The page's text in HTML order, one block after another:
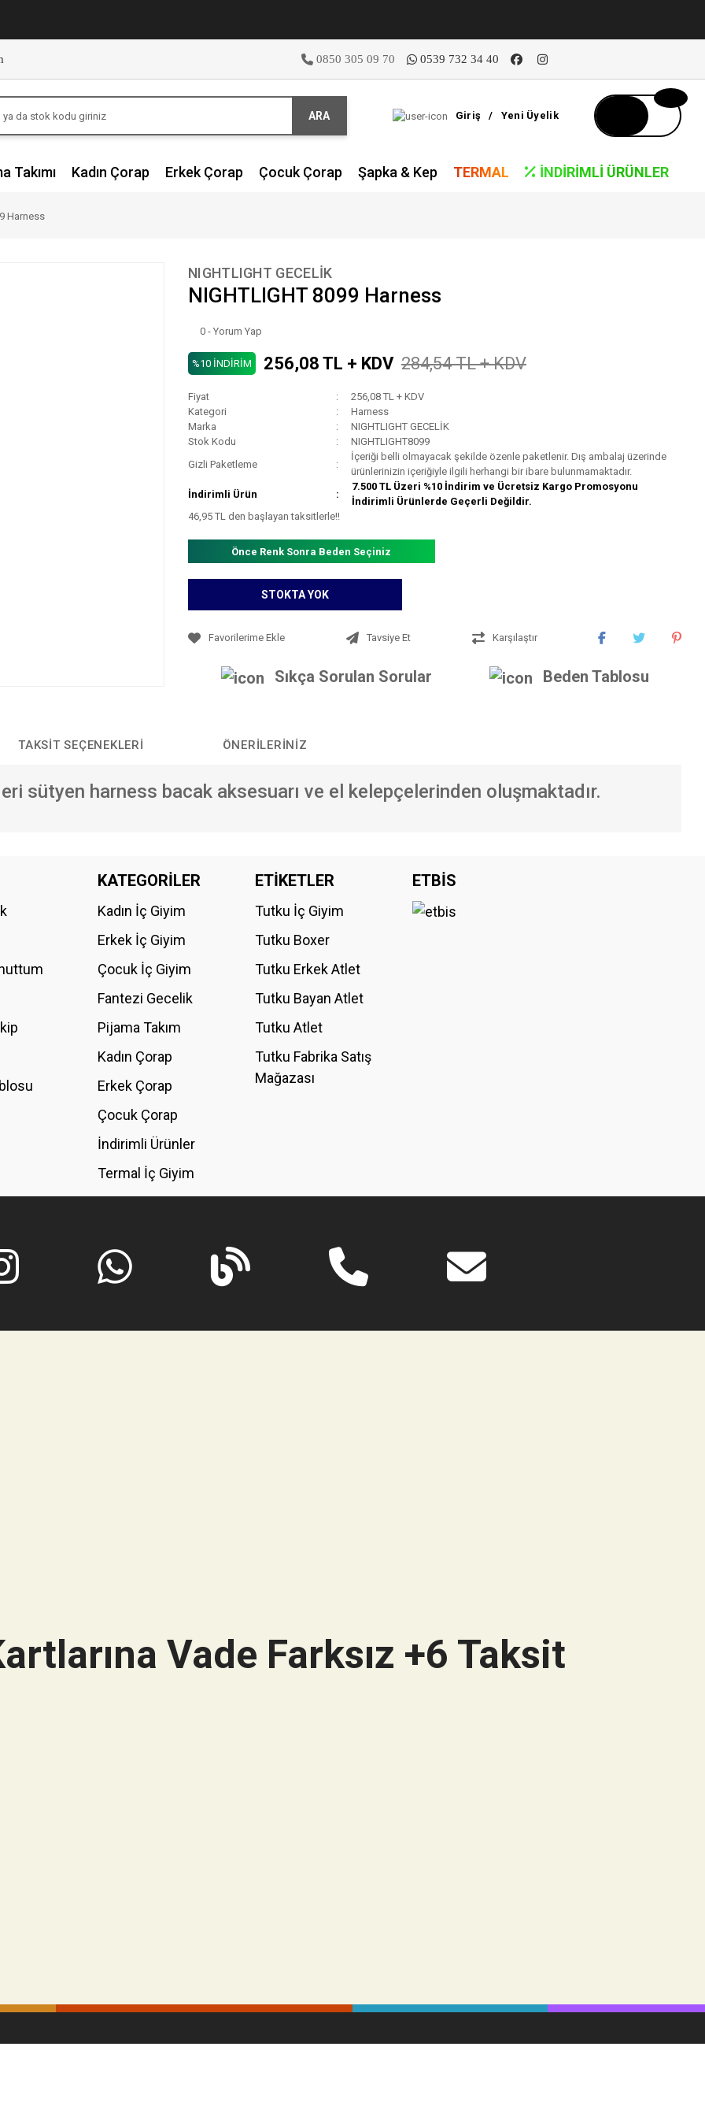
0850 305 09 70 0539 732 34 40
ARA Giriş / Yeni Üyelik
Takımı Kadın Çorap Erkek Çorap Çocuk Çorap Şapka & Kep TERMAL İNDIRIMLI ÜRÜNLER
Harness
NIGHTLIGHT GECELİK
NIGHTLIGHT 8099 Harness
0 - Yorum Yap
%10 İNDİRİM 256,08 TL + KDV 284,54 TL + KDV
Fiyat
256,08 TL + KDV
Kategori
Harness
Marka
NIGHTLIGHT GECELİK
Stok Kodu
NIGHTLIGHT8099
Gizli Paketleme
İçeriği belli olmayacak şekilde özenle paketlenir. Dış ambalaj üzerinde
ürünlerinizin içeriğiyle ilgili herhangi bir ibare bulunmamaktadır.
İndirimli Ürün
7.500 TL Üzeri %10 İndirim ve Ücretsiz Kargo Promosyonu
İndirimli Ürünlerde Geçerli Değildir.
46,95 TL den başlayan taksitlerle!!
Önce Renk Sonra Beden Seçiniz
STOKTA YOK
Tavsiye Et Karşılaştır
Sıkça Sorulan Sorular Beden Tablosu
TAKSIT SEÇENEKLERI ÖNERILERINIZ
sütyen harness bacak aksesuarı ve el kelepçelerinden oluşmaktadır.
Bu ürüne ilk yorumu siz yapın!
KATEGORİLER
Kadın İç Giyim
Erkek İç Giyim
Çocuk İç Giyim
Fantezi Gecelik
Pijama Takım
Kadın Çorap
Erkek Çorap
Çocuk Çorap
İndirimli Ürünler
Termal İç Giyim
ETİKETLER
Tutku İç Giyim
Tutku Boxer
Tutku Erkek Atlet
Tutku Bayan Atlet
Tutku Atlet
Tutku Fabrika Satış
Mağazası
ETBİS
Vade Farksız +6 Taksit